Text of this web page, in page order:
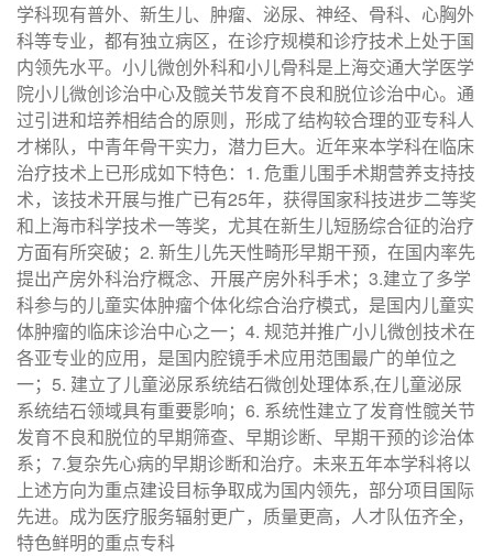
学科现有普外、新生儿、肿瘤、泌尿、神经、骨科、心胸外
科等专业，都有独立病区，在诊疗规模和诊疗技术上处于国
内领先水平。小儿微创外科和小儿骨科是上海交通大学医学
院小儿微创诊治中心及髋关节发育不良和脱位诊治中心。通
过引进和培养相结合的原则，形成了结构较合理的亚专科人
才梯队，中青年骨干实力，潜力巨大。近年来本学科在临床
治疗技术上已形成如下特色：1. 危重儿围手术期营养支持技
术，该技术开展与推广已有25年，获得国家科技进步二等奖
和上海市科学技术一等奖，尤其在新生儿短肠综合征的治疗
方面有所突破；2. 新生儿先天性畸形早期干预，在国内率先
提出产房外科治疗概念、开展产房外科手术；3.建立了多学
科参与的儿童实体肿瘤个体化综合治疗模式，是国内儿童实
体肿瘤的临床诊治中心之一；4. 规范并推广小儿微创技术在
各亚专业的应用，是国内腔镜手术应用范围最广的单位之
一；5. 建立了儿童泌尿系统结石微创处理体系,在儿童泌尿
系统结石领域具有重要影响；6. 系统性建立了发育性髋关节
发育不良和脱位的早期筛查、早期诊断、早期干预的诊治体
系；7.复杂先心病的早期诊断和治疗。未来五年本学科将以
上述方向为重点建设目标争取成为国内领先，部分项目国际
先进。成为医疗服务辐射更广，质量更高，人才队伍齐全，
特色鲜明的重点专科